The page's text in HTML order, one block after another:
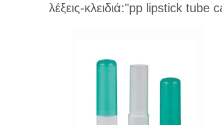
λέξεις-κλειδιά:"pp lipstick tube